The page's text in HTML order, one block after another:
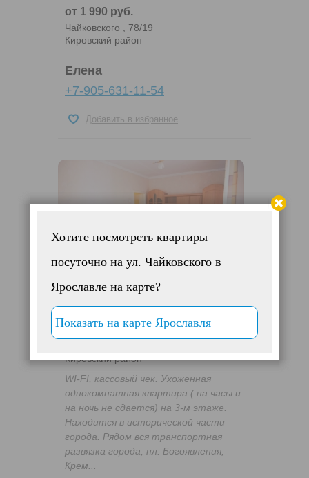
от 1 990 руб.
Чайковского , 78/19
Кировский район
Елена
+7-905-631-11-54
Добавить в избранное
1-комнатная квартира
от 1 700 руб.
Кировский район
WI-FI, кассовый чек. Ухоженная
однокомнатная квартира ( на часы и
на ночь не сдается) на 3-м этаже.
Находится в исторической части
города. Рядом вся транспортная
развязка города, пл. Богоявления,
Крем...
Хотите посмотреть квартиры
посуточно на ул. Чайковского в
Ярославле на карте?
Показать на карте Ярославля